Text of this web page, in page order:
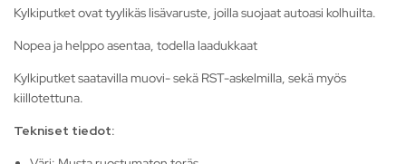
Kylkiputket ovat tyylikäs lisävaruste, joilla suojaat autoasi kolhuilta.
Nopea ja helppo asentaa, todella laadukkaat
Kylkiputket saatavilla muovi- sekä RST-askelmilla, sekä myös
kiillotettuna.
Tekniset tiedot: